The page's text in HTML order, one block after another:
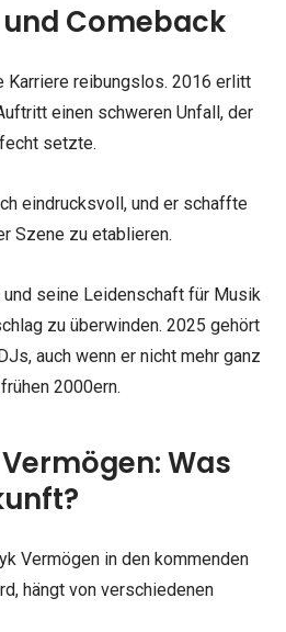
Comeback
Karriere reibungslos. 2016 erlitt
einen schweren Unfall, der
setzte.
eindrucksvoll, und er schaffte
Szene zu etablieren.
seine Leidenschaft für Musik
zu überwinden. 2025 gehört
auch wenn er nicht mehr ganz
2000ern.
Was
Vermögen in den kommenden
hängt von verschiedenen